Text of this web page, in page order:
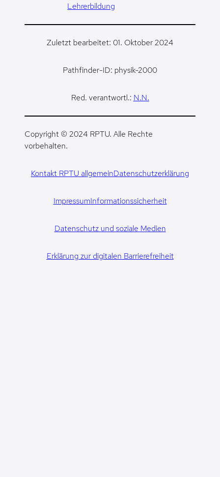
Lehrerbildung
Zuletzt bearbeitet: 01. Oktober 2024
Pathfinder-ID: physik-2000
Red. verantwortl.: N.N.
Copyright © 2024 RPTU. Alle Rechte
vorbehalten.
Kontakt RPTU allgemeinDatenschutzerklärung
ImpressumInformationssicherheit
Datenschutz und soziale Medien
Erklärung zur digitalen Barrierefreiheit